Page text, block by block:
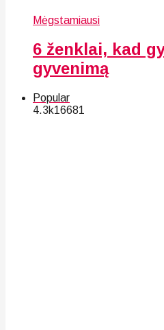
Mėgstamiausi
6 ženklai, kad
gyvenimą
Popular
4.3k16681